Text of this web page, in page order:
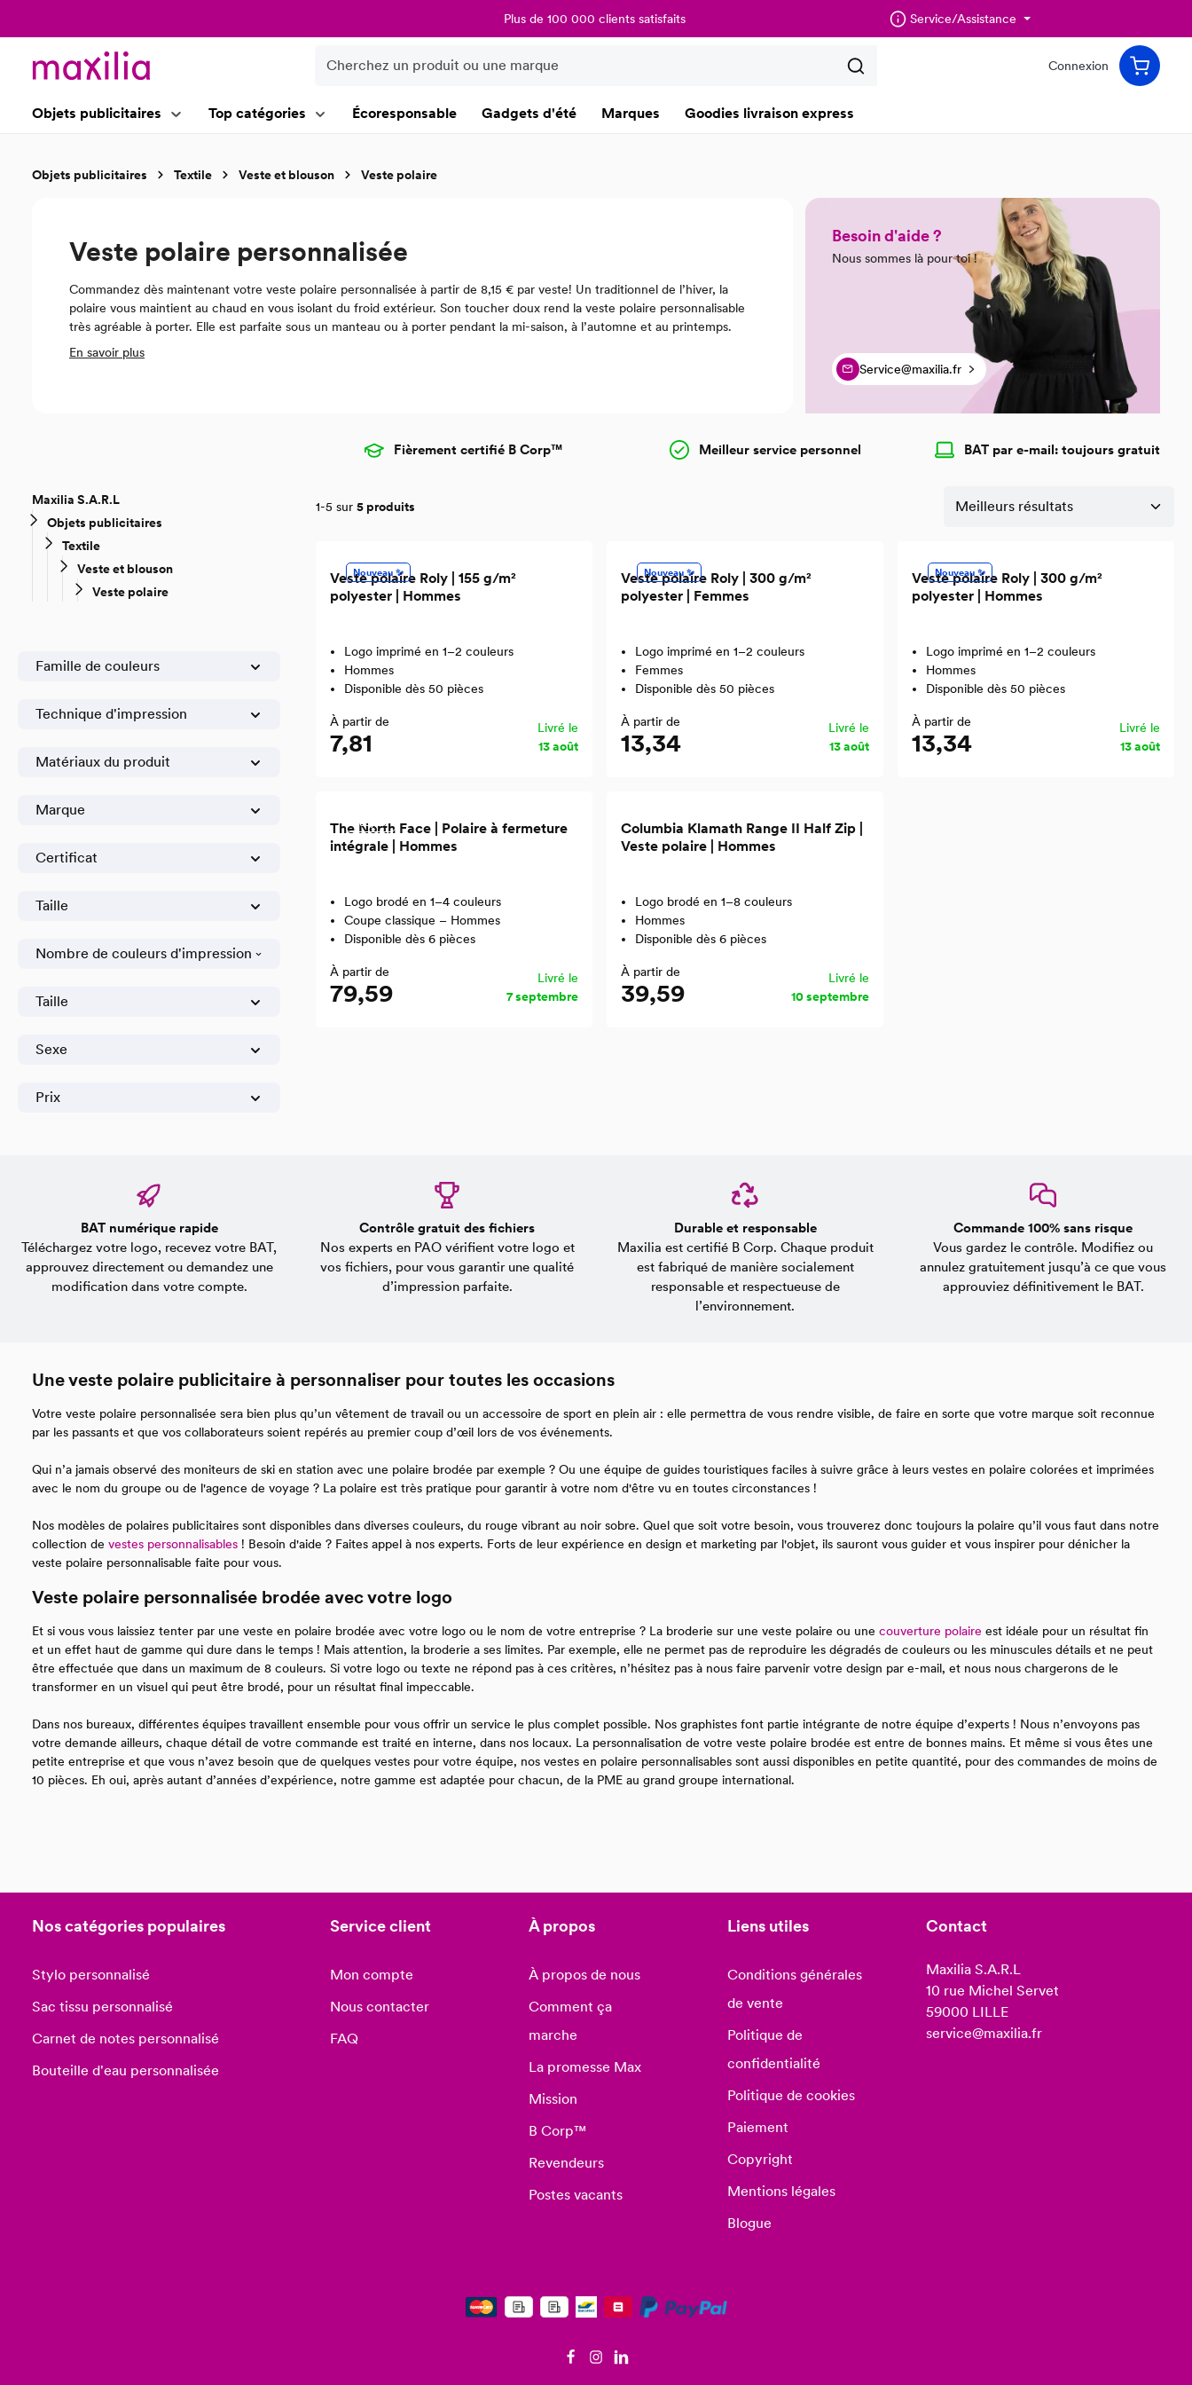
Plus de 100 000 clients satisfaits Service/Assistance
Connexion
Objets publicitaires Top catégories Écoresponsable Gadgets d'été Marques Goodies livraison express
Objets publicitaires Textile Veste et blouson Veste polaire
Veste polaire personnalisée
Commandez dès maintenant votre veste polaire personnalisée à partir de 8,15 € par veste! Un traditionnel de l’hiver, la
polaire vous maintient au chaud en vous isolant du froid extérieur. Son toucher doux rend la veste polaire personnalisable
très agréable à porter. Elle est parfaite sous un manteau ou à porter pendant la mi-saison, à l’automne et au printemps.
Chez Maxilia vous pouvez personnaliser l'une de nos vestes polaires à l’image de votre organisation : demandez conseil à
nos spécialistes !
En savoir plus
Besoin d'aide ?
Nous sommes là pour toi !
Service@maxilia.fr
Fièrement certifié B Corp™ Meilleur service personnel BAT par e-mail: toujours gratuit
Maxilia S.A.R.L
Objets publicitaires
Textile
Veste et blouson
Veste polaire
Famille de couleurs
Technique d'impression
Matériaux du produit
Marque
Certificat
Taille
Nombre de couleurs d'impression
Taille
Sexe
Prix
1-5 sur 5 produits
Nouveau ✨
Veste polaire Roly | 155 g/m²
polyester | Hommes
Logo imprimé en 1–2 couleurs
Hommes
Disponible dès 50 pièces
À partir de
7,81
Livré le
13 août
Nouveau ✨
Veste polaire Roly | 300 g/m²
polyester | Femmes
Logo imprimé en 1–2 couleurs
Femmes
Disponible dès 50 pièces
À partir de
13,34
Livré le
13 août
Nouveau ✨
Veste polaire Roly | 300 g/m²
polyester | Hommes
Logo imprimé en 1–2 couleurs
Hommes
Disponible dès 50 pièces
À partir de
13,34
Livré le
13 août
Recyclé
The North Face | Polaire à fermeture
intégrale | Hommes
Logo brodé en 1–4 couleurs
Coupe classique – Hommes
Disponible dès 6 pièces
À partir de
79,59
Livré le
7 septembre
Columbia Klamath Range II Half Zip |
Veste polaire | Hommes
Logo brodé en 1–8 couleurs
Hommes
Disponible dès 6 pièces
À partir de
39,59
Livré le
10 septembre
BAT numérique rapide
Téléchargez votre logo, recevez votre BAT,
approuvez directement ou demandez une
modification dans votre compte.
Contrôle gratuit des fichiers
Nos experts en PAO vérifient votre logo et
vos fichiers, pour vous garantir une qualité
d’impression parfaite.
Durable et responsable
Maxilia est certifié B Corp. Chaque produit
est fabriqué de manière socialement
responsable et respectueuse de
l’environnement.
Commande 100% sans risque
Vous gardez le contrôle. Modifiez ou
annulez gratuitement jusqu’à ce que vous
approuviez définitivement le BAT.
Une veste polaire publicitaire à personnaliser pour toutes les occasions
Votre veste polaire personnalisée sera bien plus qu’un vêtement de travail ou un accessoire de sport en plein air : elle permettra de vous rendre visible, de faire en sorte que votre marque soit reconnue
par les passants et que vos collaborateurs soient repérés au premier coup d’œil lors de vos événements.
Qui n’a jamais observé des moniteurs de ski en station avec une polaire brodée par exemple ? Ou une équipe de guides touristiques faciles à suivre grâce à leurs vestes en polaire colorées et imprimées
avec le nom du groupe ou de l'agence de voyage ? La polaire est très pratique pour garantir à votre nom d'être vu en toutes circonstances !
Nos modèles de polaires publicitaires sont disponibles dans diverses couleurs, du rouge vibrant au noir sobre. Quel que soit votre besoin, vous trouverez donc toujours la polaire qu’il vous faut dans notre
collection de vestes personnalisables ! Besoin d'aide ? Faites appel à nos experts. Forts de leur expérience en design et marketing par l'objet, ils sauront vous guider et vous inspirer pour dénicher la
veste polaire personnalisable faite pour vous.
Veste polaire personnalisée brodée avec votre logo
Et si vous vous laissiez tenter par une veste en polaire brodée avec votre logo ou le nom de votre entreprise ? La broderie sur une veste polaire ou une couverture polaire est idéale pour un résultat fin
et un effet haut de gamme qui dure dans le temps ! Mais attention, la broderie a ses limites. Par exemple, elle ne permet pas de reproduire les dégradés de couleurs ou les minuscules détails et ne peut
être effectuée que dans un maximum de 8 couleurs. Si votre logo ou texte ne répond pas à ces critères, n’hésitez pas à nous faire parvenir votre design par e-mail, et nous nous chargerons de le
transformer en un visuel qui peut être brodé, pour un résultat final impeccable.
Dans nos bureaux, différentes équipes travaillent ensemble pour vous offrir un service le plus complet possible. Nos graphistes font partie intégrante de notre équipe d’experts ! Nous n’envoyons pas
votre demande ailleurs, chaque détail de votre commande est traité en interne, dans nos locaux. La personnalisation de votre veste polaire brodée est entre de bonnes mains. Et même si vous êtes une
petite entreprise et que vous n’avez besoin que de quelques vestes pour votre équipe, nos vestes en polaire personnalisables sont aussi disponibles en petite quantité, pour des commandes de moins de
10 pièces. Eh oui, après autant d’années d’expérience, notre gamme est adaptée pour chacun, de la PME au grand groupe international.
Nos catégories populaires
Stylo personnalisé
Sac tissu personnalisé
Carnet de notes personnalisé
Bouteille d'eau personnalisée
Service client
Mon compte
Nous contacter
FAQ
À propos
À propos de nous
Comment ça
marche
La promesse Max
Mission
B Corp™
Revendeurs
Postes vacants
Liens utiles
Conditions générales
de vente
Politique de
confidentialité
Politique de cookies
Paiement
Copyright
Mentions légales
Blogue
Contact
Maxilia S.A.R.L
10 rue Michel Servet
59000 LILLE
service@maxilia.fr